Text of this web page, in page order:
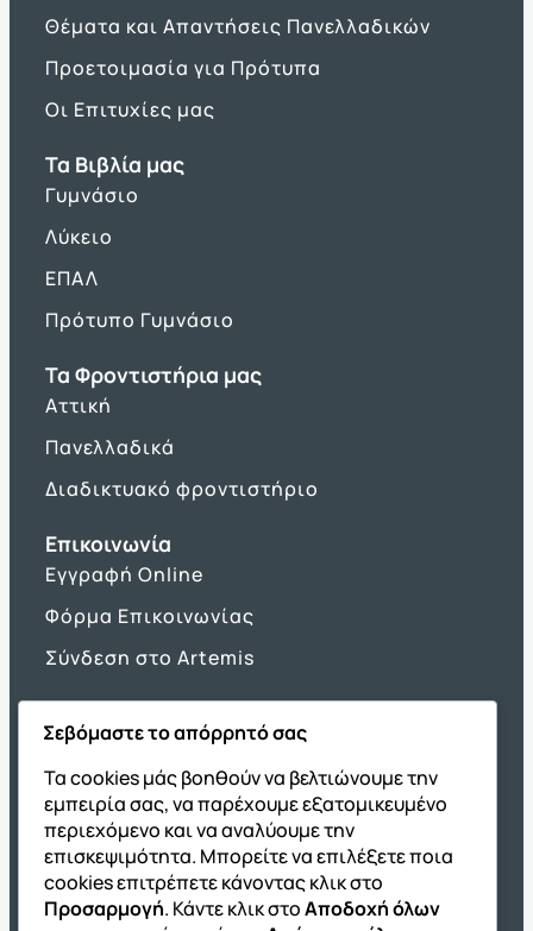
Θέματα και Απαντήσεις Πανελλαδικών
Προετοιμασία για Πρότυπα
Οι Επιτυχίες μας
Τα Βιβλία μας
Γυμνάσιο
Λύκειο
ΕΠΑΛ
Πρότυπο Γυμνάσιο
Τα Φροντιστήρια μας
Αττική
Πανελλαδικά
Διαδικτυακό φροντιστήριο
Επικοινωνία
Εγγραφή Online
Φόρμα Επικοινωνίας
Σύνδεση στο Artemis
Όμιλος ΔΙΑΚΡΟΤΗΜΑ
ΔΙΑΚΡΟΤΗΜΑ@Home
Σχολική Μελέτη After School
Εκδόσεις Καλαϊτζίδη
Franchise ΔΙΑΚΡΟΤΗΜΑ
Σεβόμαστε το απόρρητό σας
Τα cookies μάς βοηθούν να βελτιώνουμε την
εμπειρία σας, να παρέχουμε εξατομικευμένο
περιεχόμενο και να αναλύουμε την
επισκεψιμότητα. Μπορείτε να επιλέξετε ποια
cookies επιτρέπετε κάνοντας κλικ στο
Προσαρμογή. Κάντε κλικ στοΑποδοχή όλων